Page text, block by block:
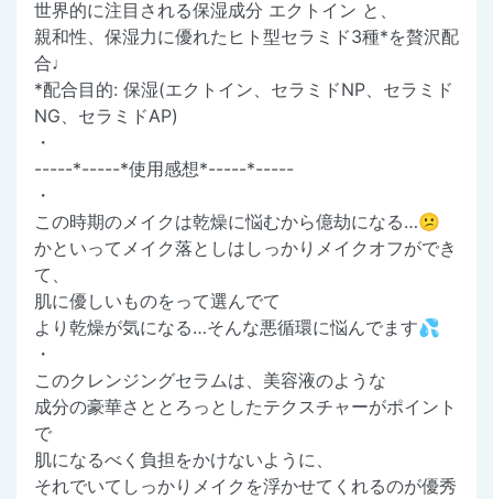
世界的に注目される保湿成分 エクトイン と、
親和性、保湿力に優れたヒト型セラミド3種*を贅沢配
合♩
*配合目的: 保湿(エクトイン、セラミドNP、セラミド
NG、セラミドAP)
・
-----*-----*使用感想*-----*-----
・
この時期のメイクは乾燥に悩むから億劫になる…😕
かといってメイク落としはしっかりメイクオフができ
て、
肌に優しいものをって選んでて
より乾燥が気になる…そんな悪循環に悩んでます💦
・
このクレンジングセラムは、美容液のような
成分の豪華さととろっとしたテクスチャーがポイント
で
肌になるべく負担をかけないように、
それでいてしっかりメイクを浮かせてくれるのが優秀